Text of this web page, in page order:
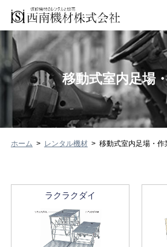
移動式室内足場
ホーム レンタル機材 移動式室内足場・作
ラクラクダイ